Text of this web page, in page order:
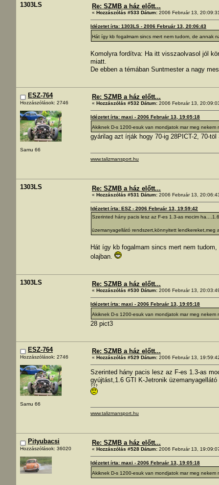
1303LS Re: SZMB a ház előtt...
« Hozzászólás #533 Dátum: 2006 Február 13,
Idézetet írta: 1303LS - 2006 Február 13, 20:06:43
Hát így kb fogalmam sincs mert nem tudom, de annak
Komolyra fordítva: Ha itt visszaolvasol jól
miatt.
De ebben a témában Suntmester a nagy
ESZ-764
Hozzászólások: 2746
Samu 66
Re: SZMB a ház előtt...
« Hozzászólás #532 Dátum: 2006 Február 13,
Idézetet írta: maxi - 2006 Február 13, 19:05:18
Akiknek D-s 1200-esuk van mondjatok mar meg
gyárilag azt írják hogy 70-ig 28PICT-2, 70-
www.talizmansport.hu
1303LS Re: SZMB a ház előtt...
« Hozzászólás #531 Dátum: 2006 Február 13,
Idézetet írta: ESZ - 2006 Február 13, 19:59:42
Szerinted hány pacis lesz az F-es 1.3-as mocim
üzemanyagellátó rendszert,könnyitett
Hát így kb fogalmam sincs mert nem
olajban.
1303LS Re: SZMB a ház előtt...
« Hozzászólás #530 Dátum: 2006 Február 13,
Idézetet írta: maxi - 2006 Február 13, 19:05:18
Akiknek D-s 1200-esuk van mondjatok mar meg
28 pict3
ESZ-764
Hozzászólások: 2746
Samu 66
Re: SZMB a ház előtt...
« Hozzászólás #529 Dátum: 2006 Február 13,
Szerinted hány pacis lesz az F-es 1.3-as
gyújtást,1.6 GTI K-Jetronik
www.talizmansport.hu
Pityubacsi
Hozzászólások: 36020
Re: SZMB a ház előtt...
« Hozzászólás #528 Dátum: 2006 Február 13,
Idézetet írta: maxi - 2006 Február 13, 19:05:18
Akiknek D-s 1200-esuk van mondjatok mar meg